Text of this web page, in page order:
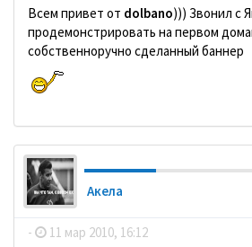
Всем привет от dolbano))) Звонил с
продемонстрировать на первом
собственноручно сделанный баннер
Акела
- 11 мар 2010, 16:12